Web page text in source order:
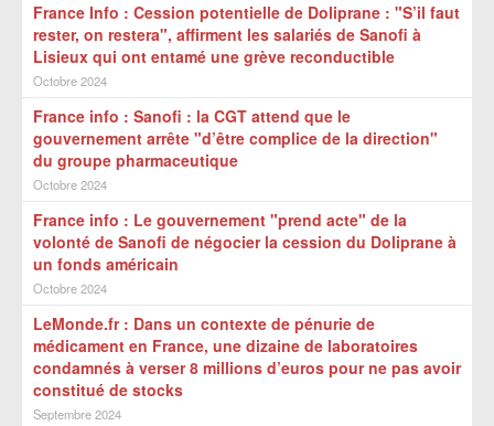
France Info : Cession potentielle de Doliprane : "S’il faut
rester, on restera", affirment les salariés de Sanofi à
Lisieux qui ont entamé une grève reconductible
Octobre 2024
France info : Sanofi : la CGT attend que le
gouvernement arrête "d’être complice de la direction"
du groupe pharmaceutique
Octobre 2024
France info : Le gouvernement "prend acte" de la
volonté de Sanofi de négocier la cession du Doliprane à
un fonds américain
Octobre 2024
LeMonde.fr : Dans un contexte de pénurie de
médicament en France, une dizaine de laboratoires
condamnés à verser 8 millions d’euros pour ne pas avoir
constitué de stocks
Septembre 2024